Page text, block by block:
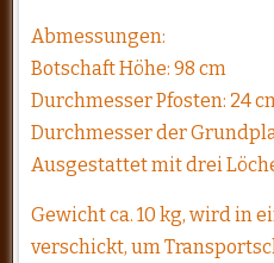
Abmessungen:
Botschaft Höhe: 98 cm
Durchmesser Pfosten: 24
Durchmesser der
Ausgestattet mit drei
Gewicht ca. 10 kg, wird in
verschickt, um